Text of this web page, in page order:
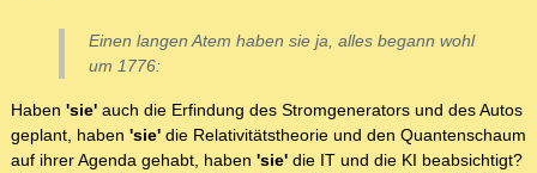
Einen langen Atem haben sie ja, alles begann wohl
um 1776:
Haben 'sie' auch die Erfindung des Stromgenerators und des Autos
geplant, haben 'sie' die Relativitätstheorie und den Quantenschaum
auf ihrer Agenda gehabt, haben 'sie' die IT und die KI beabsichtigt?